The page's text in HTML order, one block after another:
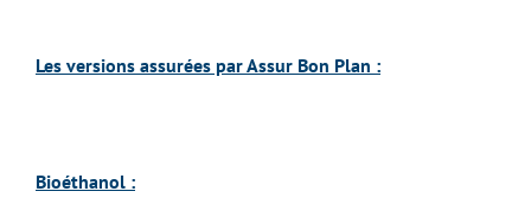
Les versions assurées par Assur Bon Plan :
Bioéthanol :